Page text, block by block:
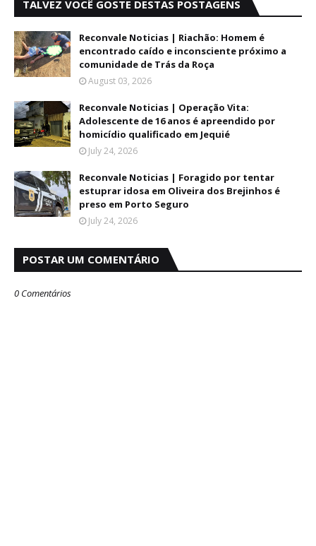
TALVEZ VOCÊ GOSTE DESTAS POSTAGENS
Reconvale Noticias | Riachão: Homem é
encontrado caído e inconsciente próximo a
comunidade de Trás da Roça
August 03, 2026
Reconvale Noticias | Operação Vita:
Adolescente de 16 anos é apreendido por
homicídio qualificado em Jequié
July 24, 2026
Reconvale Noticias | Foragido por tentar
estuprar idosa em Oliveira dos Brejinhos é
preso em Porto Seguro
July 24, 2026
POSTAR UM COMENTÁRIO
0 Comentários